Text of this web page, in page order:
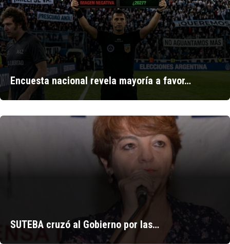
Encuesta nacional revela mayoría a favor…
SUTEBA cruzó al Gobierno por las…